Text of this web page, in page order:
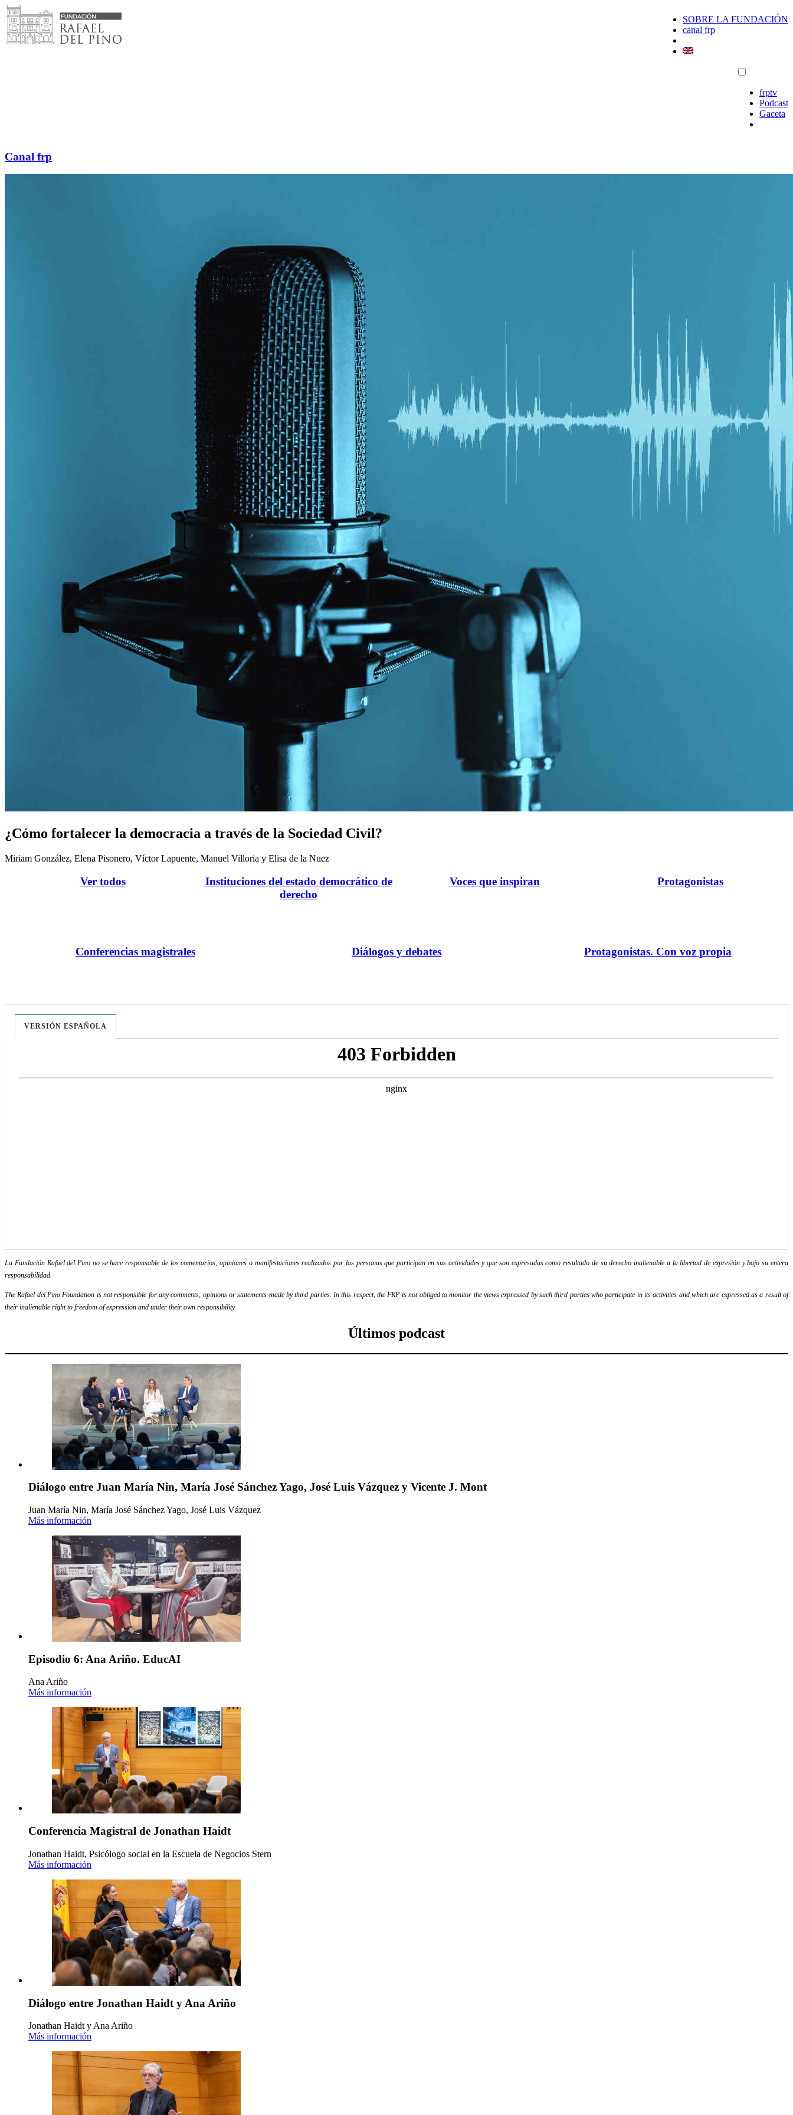
Saltar
al
contenido
SOBRE LA FUNDACIÓN
canal frp
frptv
Podcast
Gaceta
Canal frp
¿Cómo fortalecer la democracia a través de la Sociedad Civil?
Miriam González, Elena Pisonero, Víctor Lapuente, Manuel Villoria y Elisa de la Nuez
Ver todos
Instituciones del estado democrático de
derecho
Voces que inspiran Protagonistas
Conferencias magistrales Diálogos y debates Protagonistas. Con voz propia
VERSIÓN ESPAÑOLA
La Fundación Rafael del Pino no se hace responsable de los comentarios, opiniones o manifestaciones realizados por las personas que participan en sus actividades y que son expresadas como resultado de su derecho inalienable a la libertad de expresión y bajo su entera
responsabilidad.
The Rafael del Pino Foundation is not responsible for any comments, opinions or statements made by third parties. In this respect, the FRP is not obliged to monitor the views expressed by such third parties who participate in its activities and which are expressed as a result of
their inalienable right to freedom of expression and under their own responsibility.
Últimos podcast
Diálogo entre Juan María Nin, María José Sánchez Yago, José Luis Vázquez y Vicente J. Mont
Juan María Nin, María José Sánchez Yago, José Luis Vázquez
Más información
Episodio 6: Ana Ariño. EducAI
Ana Ariño
Más información
Conferencia Magistral de Jonathan Haidt
Jonathan Haidt, Psicólogo social en la Escuela de Negocios Stern
Más información
Diálogo entre Jonathan Haidt y Ana Ariño
Jonathan Haidt y Ana Ariño
Más información